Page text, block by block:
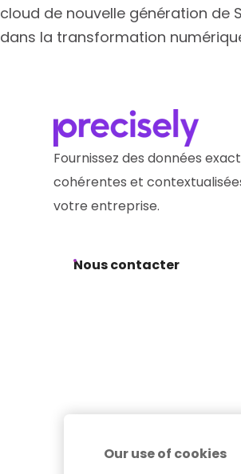
cloud de nouvelle génération de
dans la transformation
Fournissez des données
cohérentes et
votre entreprise.
Nous contacter
Our use of cookies